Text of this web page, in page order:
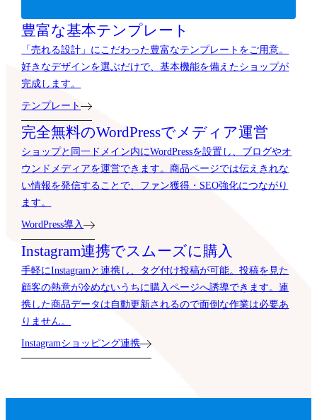
豊富な基本テンプレート
「売れる設計」にこだわった豊富なテンプレートをご用意。
好きなデザインを選ぶだけで、基本機能を備えたショップが
完成します。
テンプレート
完全無料のWordPressでメディア運営
ショップと同一ドメイン内にWordPressを設置し、ブログやオ
ウンドメディアを運営できます。商品ページでは伝えきれな
い情報を発信することで、ファン獲得・SEO強化につながり
ます。
WordPress導入
Instagram連携でスムーズに購入
手軽にInstagramと連携し、タグ付け投稿が可能。投稿を見た
顧客の熱意が冷めないうちに購入ページへ誘導できます。連
携した商品データは自動更新されるので面倒な作業は必要あ
りません。
Instagramショッピング連携